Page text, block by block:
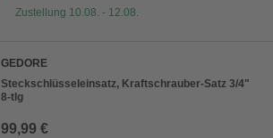
Zustellung 10.08. - 12.08.
GEDORE
Steckschlüsseleinsatz, Kraftschrauber-Satz 3/4"
8-tlg
99,99 €